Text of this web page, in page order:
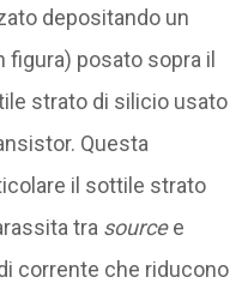
depositando un
figura) posato sopra il
strato di silicio usato
Questa
il sottile strato
tra sourcee
corrente che riducono